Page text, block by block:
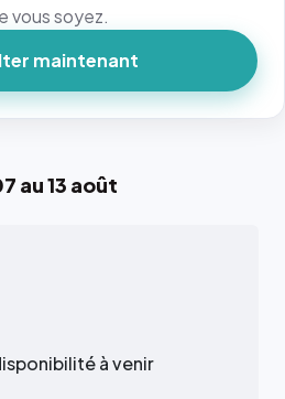
au 13 août
à venir
vous soyez.
maintenant